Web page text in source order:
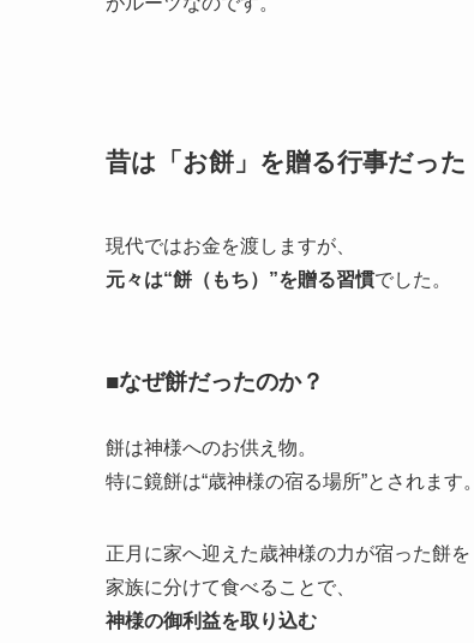
昔は「お餅」を贈る行事だった
現代ではお金を渡しますが、
元々は“餅（もち）”を贈る習慣でした。
■なぜ餅だったのか？
餅は神様へのお供え物。
特に鏡餅は“歳神様の宿る場所”とされます。
正月に家へ迎えた歳神様の力が宿った餅を
家族に分けて食べることで、
神様の御利益を取り込む